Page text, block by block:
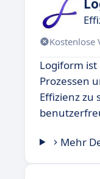
Kostenlose
Logiform
Prozessen
Effizienz zu
Mehr